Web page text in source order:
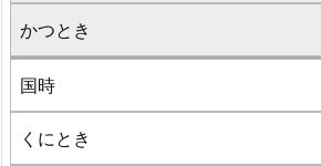
かつとき
国時
くにとき